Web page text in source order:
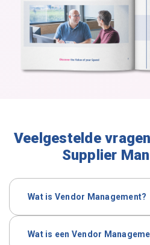
Veelgestelde
Supplier
Wat is Vendor Management?
genoemd, is het proces
Wat is een Vendor